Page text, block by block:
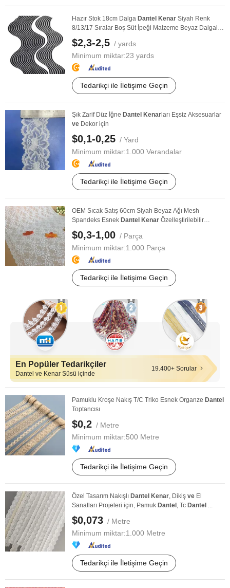
Hazır Stok 18cm Dalga Dantel Kenar Siyah Renk
8/13/17 Sıralar Boş Süt İpeği Malzeme Beyaz Dalgalı
...
$2,3-2,5 / yards
Minimum miktar:23 yards
Tedarikçi ile İletişime Geçin
Şık Zarif Düz İğne Dantel Kenar ları Eşsiz Aksesuarlar
ve Dekor için
$0,1-0,25 / Yard
Minimum miktar:1.000 Verandalar
Tedarikçi ile İletişime Geçin
OEM Sıcak Satış 60cm Siyah Beyaz Ağı Mesh
Spandeks Esnek Dantel Kenar Özelleştirilebilir
Renkler ...
$0,3-1,00 / Parça
Minimum miktar:1.000 Parça
Tedarikçi ile İletişime Geçin
En Popüler Tedarikçiler
Dantel ve Kenar Süsü içinde
19.400+ Sorular
Pamuklu Kroşe Nakış T/C Triko Esnek Organze Dantel
Toptancısı
$0,2 / Metre
Minimum miktar:500 Metre
Tedarikçi ile İletişime Geçin
Özel Tasarım Nakışlı Dantel Kenar, Dikiş ve El
Sanatları Projeleri için, Pamuk Dantel , Tc Dantel ...
$0,073 / Metre
Minimum miktar:1.000 Metre
Tedarikçi ile İletişime Geçin